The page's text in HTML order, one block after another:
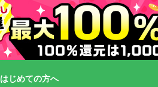
はじめての方へ